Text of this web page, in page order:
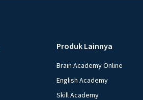
Produk Lainnya
Brain Academy Online
English Academy
Skill Academy